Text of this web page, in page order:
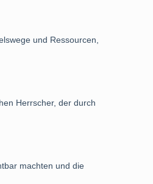
und Ressourcen,
Herrscher, der durch
machten und die